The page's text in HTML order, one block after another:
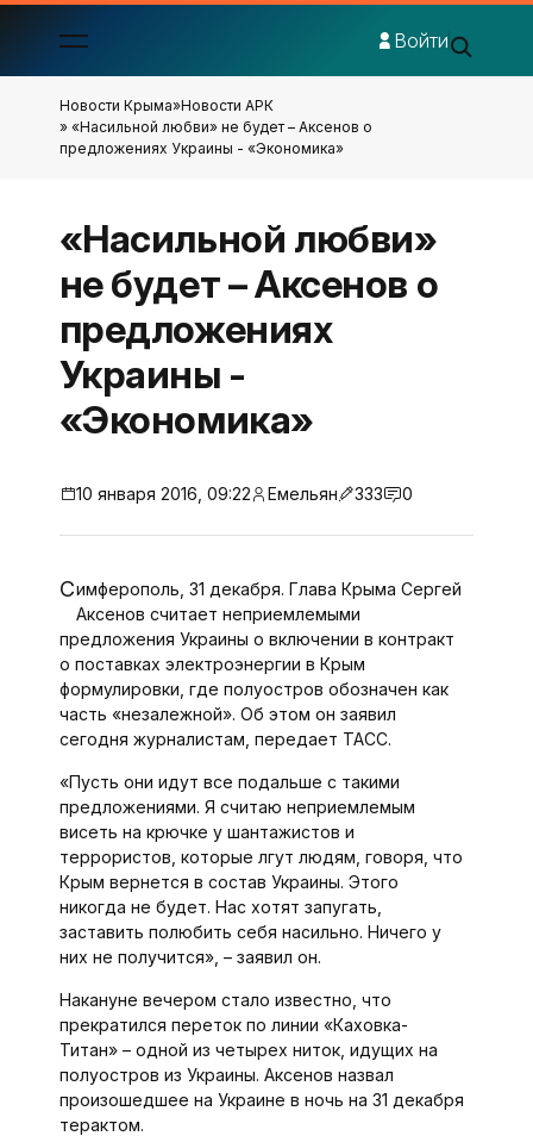
Войти
Новости Крыма»Новости АРК
» «Насильной любви» не будет – Аксенов о
предложениях Украины - «Экономика»
«Насильной любви»
не будет – Аксенов о
предложениях
Украины -
«Экономика»
10 января 2016, 09:22 Емельян 333 0
Симферополь, 31 декабря. Глава Крыма Сергей
Аксенов считает неприемлемыми
предложения Украины о включении в контракт
о поставках электроэнергии в Крым
формулировки, где полуостров обозначен как
часть «незалежной». Об этом он заявил
сегодня журналистам, передает ТАСС.
«Пусть они идут все подальше с такими
предложениями. Я считаю неприемлемым
висеть на крючке у шантажистов и
террористов, которые лгут людям, говоря, что
Крым вернется в состав Украины. Этого
никогда не будет. Нас хотят запугать,
заставить полюбить себя насильно. Ничего у
них не получится», – заявил он.
Накануне вечером стало известно, что
прекратился переток по линии «Каховка-
Титан» – одной из четырех ниток, идущих на
полуостров из Украины. Аксенов назвал
произошедшее на Украине в ночь на 31 декабря
терактом.